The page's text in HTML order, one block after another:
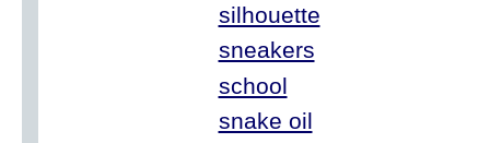
silhouette
sneakers
school
snake oil